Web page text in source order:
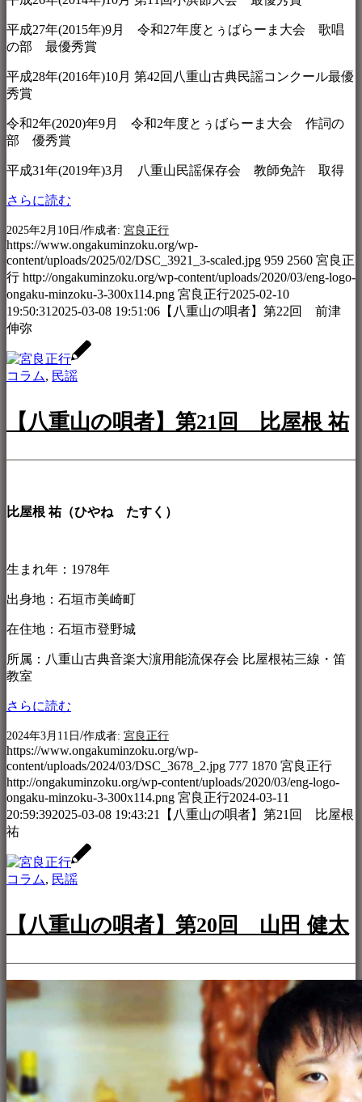
平成27年(2015年)9月 令和27年度とぅばらーま大会 歌唱
の部 最優秀賞
平成28年(2016年)10月 第42回八重山古典民謡コンクール最優
秀賞
令和2年(2020)年9月 令和2年度とぅばらーま大会 作詞の
部 優秀賞
平成31年(2019年)3月 八重山民謡保存会 教師免許 取得
さらに読む
2025年2月10日 /作成者: 宮良正行
https://www.ongakuminzoku.org/wp-
content/uploads/2025/02/DSC_3921_3-scaled.jpg 959 2560 宮良正
行 http://ongakuminzoku.org/wp-content/uploads/2020/03/eng-logo-
ongaku-minzoku-3-300x114.png 宮良正行2025-02-10
19:50:31 2025-03-08 19:51:06 【八重山の唄者】第22回 前津
伸弥
コラム, 民謡
【八重山の唄者】第21回 比屋根 祐
比屋根 祐（ひやね たすく）
生まれ年：1978年
出身地：石垣市美崎町
在住地：石垣市登野城
所属：八重山古典音楽大濵用能流保存会 比屋根祐三線・笛
教室
さらに読む
2024年3月11日 /作成者: 宮良正行
https://www.ongakuminzoku.org/wp-
content/uploads/2024/03/DSC_3678_2.jpg 777 1870 宮良正行
http://ongakuminzoku.org/wp-content/uploads/2020/03/eng-logo-
ongaku-minzoku-3-300x114.png 宮良正行2024-03-11
20:59:392025-03-08 19:43:21
【八重山の唄者】第21回 比屋根
祐
コラム, 民謡
【八重山の唄者】第20回 山田 健太